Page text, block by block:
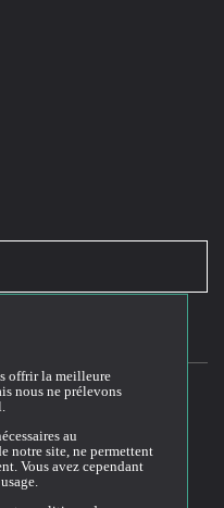
web
offrir la meilleure
nous ne prélevons
au
notre site, ne permettent
Vous avez cependant